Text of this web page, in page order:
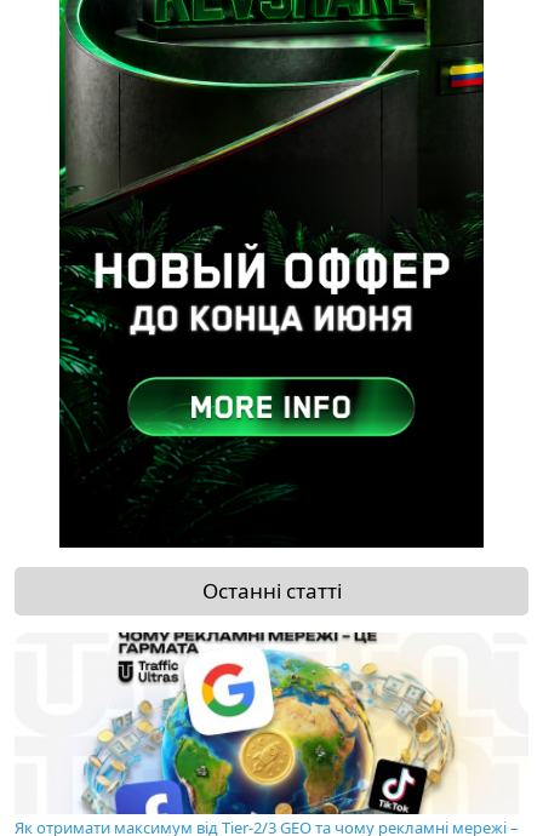
Останні статті
Як отримати максимум від Tier-2/3 GEO та чому рекламні мережі –